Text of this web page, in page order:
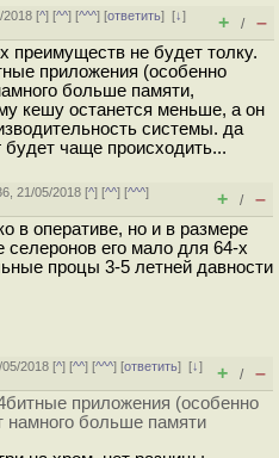
2018 [^] [^^] [^^^] [ответить][↓]
+ / –
преимуществ не будет толку.
приложения (особенно
больше памяти,
кешу останется меньше, а он
системы. да
будет чаще происходить...
21/05/2018 [^] [^^] [^^^]
+ / –
в оперативе, но и в размере
его мало для 64-х
процы 3-5 летней давности
2018 [^] [^^] [^^^] [ответить][↓]
+ / –
приложения (особенно
намного больше памяти